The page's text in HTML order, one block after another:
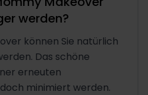
werden?
können Sie natürlich
Das schöne
erneuten
minimiert werden.